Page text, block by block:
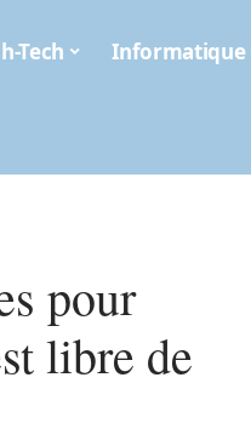
Tech Informatique
pour
libre de